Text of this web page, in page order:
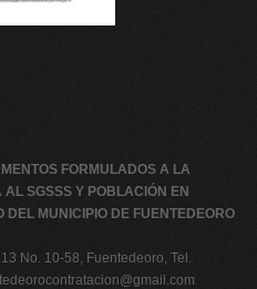
FORMULADOS A LA
SGSSS Y POBLACIÓN EN
MUNICIPIO DE FUENTEDEORO
No. 10-58, Fuentedeoro, Tel.